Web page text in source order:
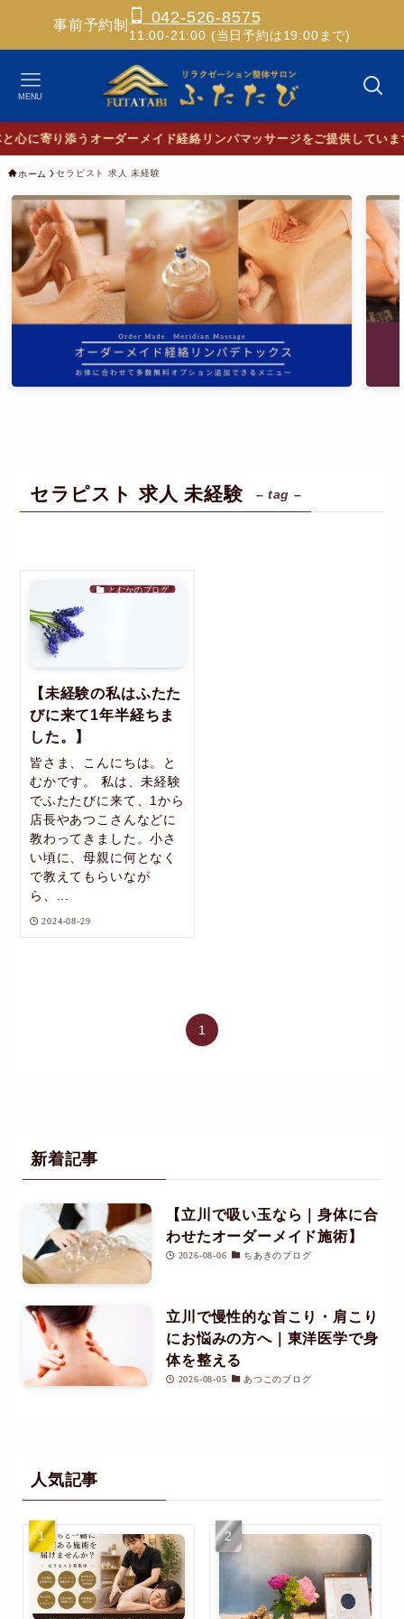
事前予約制 042-526-8575
11:00-21:00 (当日予約は19:00まで)
MENU
に寄り添うオーダーメイド経絡リンパマッサージをご提供しています
ホーム セラピスト 求人 未経験
セラピスト 求人 未経験 – tag –
とむかのブログ
【未経験の私はふたた
びに来て1年半経ちま
した。】
皆さま、こんにちは。と
むかです。 私は、未経験
でふたたびに来て、1から
店長やあつこさんなどに
教わってきました。小さ
い頃に、母親に何となく
で教えてもらいなが
ら、...
2024-08-29
1
新着記事
【立川で吸い玉なら｜身体に合
わせたオーダーメイド施術】
2026-08-06 ちあきのブログ
立川で慢性的な首こり・肩こり
にお悩みの方へ｜東洋医学で身
体を整える
2026-08-05 あつこのブログ
人気記事